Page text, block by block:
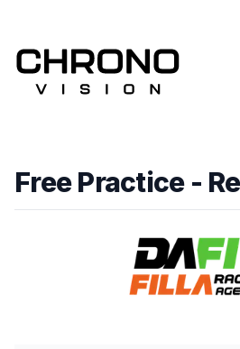
Free Practice-